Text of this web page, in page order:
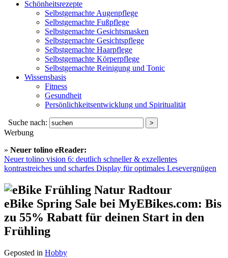
Schönheitsrezepte
Selbstgemachte Augenpflege
Selbstgemachte Fußpflege
Selbstgemachte Gesichtsmasken
Selbstgemachte Gesichtspflege
Selbstgemachte Haarpflege
Selbstgemachte Körperpflege
Selbstgemachte Reinigung und Tonic
Wissensbasis
Fitness
Gesundheit
Persönlichkeitsentwicklung und Spiritualität
Suche nach:
Werbung
» Neuer tolino eReader:
Neuer tolino vision 6: deutlich schneller & exzellentes
kontrastreiches und scharfes Display für optimales Lesevergnügen
eBike Spring Sale bei MyEBikes.com: Bis
zu 55% Rabatt für deinen Start in den
Frühling
Geposted in Hobby